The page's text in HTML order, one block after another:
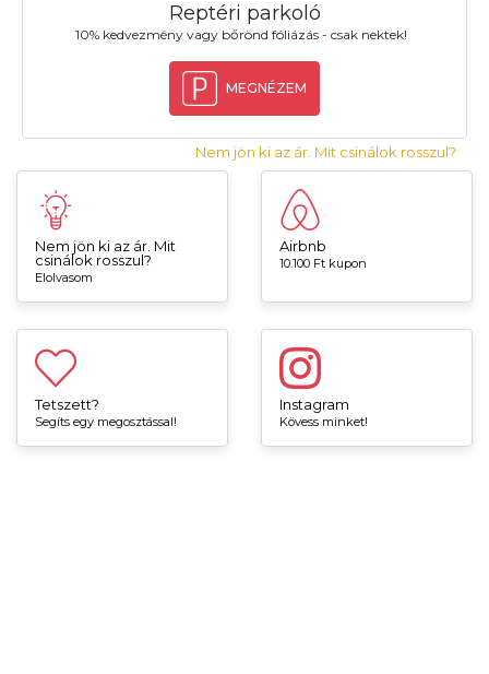
Reptéri parkoló
10% kedvezmény vagy bőrönd fóliázás - csak nektek!
MEGNÉZEM
Nem jön ki az ár. Mit csinálok rosszul?
Nem jön ki az ár. Mit
csinálok rosszul?
Elolvasom
Airbnb
10.100 Ft kupon
Tetszett?
Segíts egy megosztással!
Instagram
Kövess minket!